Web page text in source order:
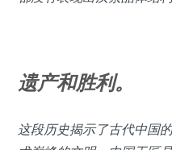
遗产和胜利。
这段历史揭示了古代中国